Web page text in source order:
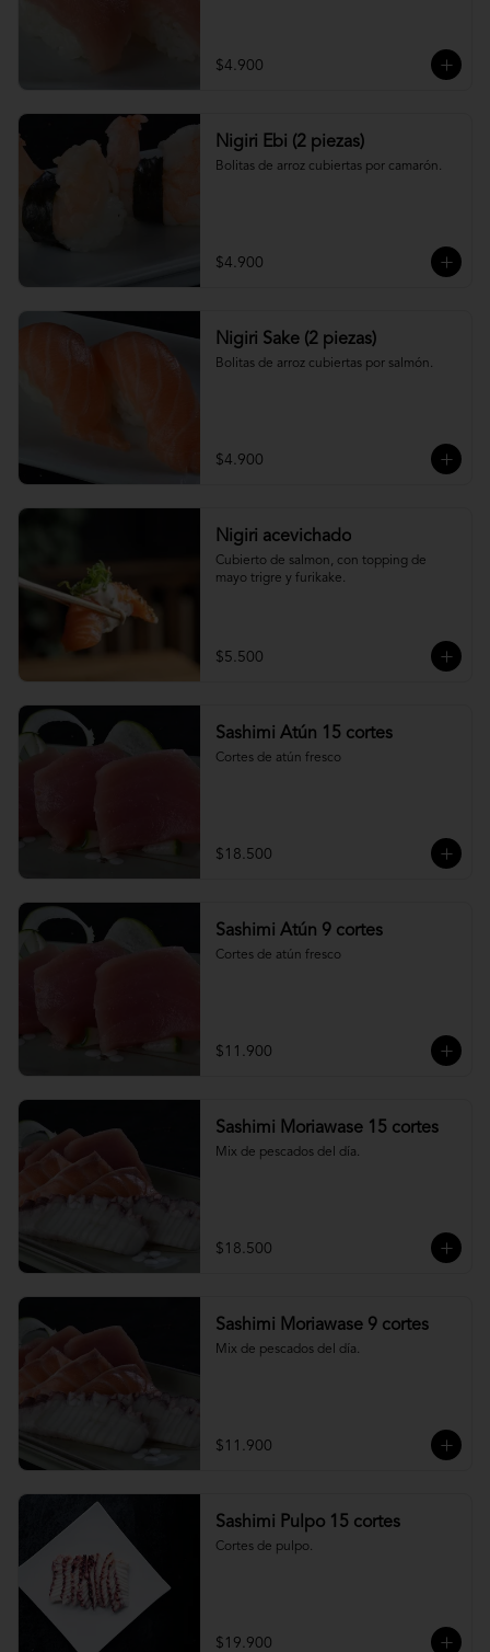
$4.900
Nigiri Ebi (2 piezas)
Bolitas de arroz cubiertas por camarón.
$4.900
Nigiri Sake (2 piezas)
Bolitas de arroz cubiertas por salmón.
$4.900
Nigiri acevichado
Cubierto de salmon, con topping de
mayo trigre y furikake.
$5.500
Sashimi Atún 15 cortes
Cortes de atún fresco
$18.500
Sashimi Atún 9 cortes
Cortes de atún fresco
$11.900
Sashimi Moriawase 15 cortes
Mix de pescados del día.
$18.500
Sashimi Moriawase 9 cortes
Mix de pescados del día.
$11.900
Sashimi Pulpo 15 cortes
Cortes de pulpo.
$19.900